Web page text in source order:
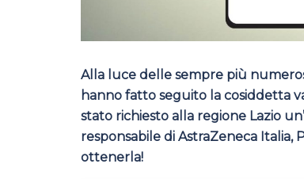
Alla luce delle sempre più
hanno fatto seguito la cosiddetta
stato richiesto alla regione Lazio
responsabile di AstraZeneca Italia,
ottenerla!